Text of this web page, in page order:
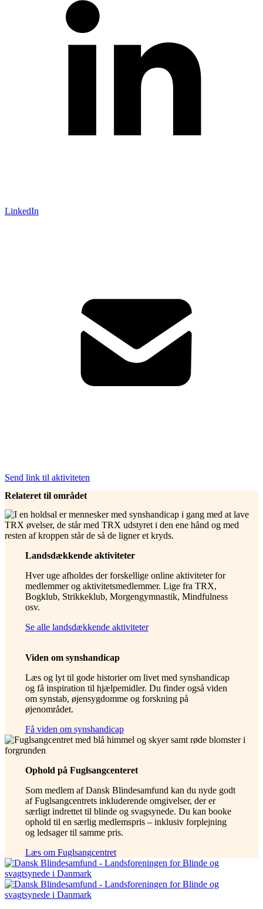
LinkedIn
Send link til aktiviteten
Relateret til området
Landsdækkende aktiviteter
Hver uge afholdes der forskellige online aktiviteter for
medlemmer og aktivitetsmedlemmer. Lige fra TRX,
Bogklub, Strikkeklub, Morgengymnastik, Mindfulness
osv.
Se alle landsdækkende aktiviteter
Viden om synshandicap
Læs og lyt til gode historier om livet med synshandicap
og få inspiration til hjælpemidler. Du finder også viden
om synstab, øjensygdomme og forskning på
øjenområdet.
Få viden om synshandicap
Ophold på Fuglsangcenteret
Som medlem af Dansk Blindesamfund kan du nyde godt
af Fuglsangcentrets inkluderende omgivelser, der er
særligt indrettet til blinde og svagsynede. Du kan booke
ophold til en særlig medlemspris – inklusiv forplejning
og ledsager til samme pris.
Læs om Fuglsangcentret